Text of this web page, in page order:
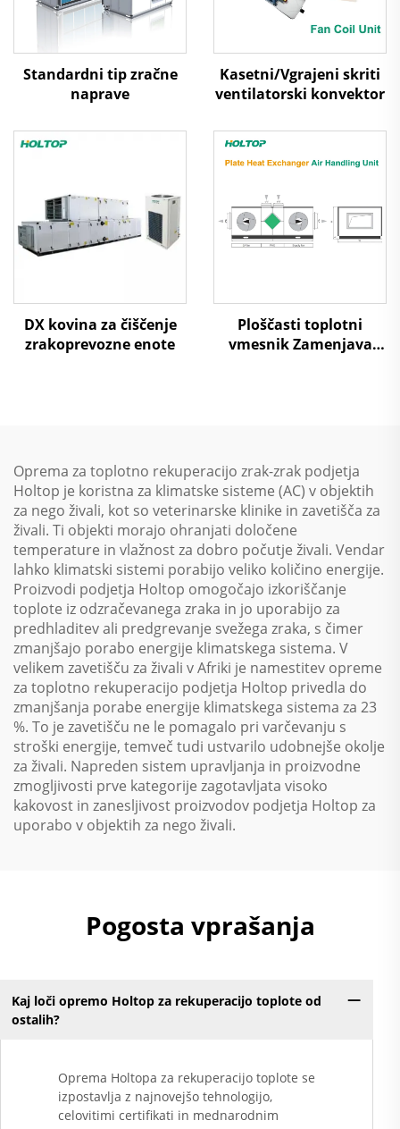
Standardni tip zračne
naprave
Kasetni/Vgrajeni skriti
ventilatorski konvektor
DX kovina za čiščenje
zrakoprevozne enote
Ploščasti toplotni
vmesnik Zamenjava
Oprema za toplotno rekuperacijo zrak-zrak podjetja
Holtop je koristna za klimatske sisteme (AC) v objektih
za nego živali, kot so veterinarske klinike in zavetišča za
živali. Ti objekti morajo ohranjati določene
temperature in vlažnost za dobro počutje živali. Vendar
lahko klimatski sistemi porabijo veliko količino energije.
Proizvodi podjetja Holtop omogočajo izkoriščanje
toplote iz odzračevanega zraka in jo uporabijo za
predhladitev ali predgrevanje svežega zraka, s čimer
zmanjšajo porabo energije klimatskega sistema. V
velikem zavetišču za živali v Afriki je namestitev opreme
za toplotno rekuperacijo podjetja Holtop privedla do
zmanjšanja porabe energije klimatskega sistema za 23
%. To je zavetišču ne le pomagalo pri varčevanju s
stroški energije, temveč tudi ustvarilo udobnejše okolje
za živali. Napreden sistem upravljanja in proizvodne
zmogljivosti prve kategorije zagotavljata visoko
kakovost in zanesljivost proizvodov podjetja Holtop za
uporabo v objektih za nego živali.
Pogosta vprašanja
Kaj loči opremo Holtop za rekuperacijo toplote od
ostalih?
Oprema Holtopa za rekuperacijo toplote se
izpostavlja z najnovejšo tehnologijo,
celovitimi certifikati in mednarodnim